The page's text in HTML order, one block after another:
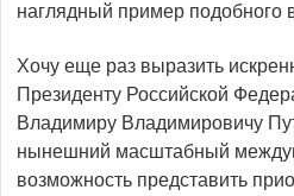
наглядный пример подобного
Хочу еще раз выразить
Президенту Российской
Владимиру Владимировичу
нынешний масштабный
возможность представить